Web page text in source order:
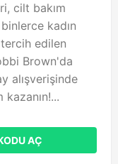
cilt bakım
kadın
edilen
Brown'da
alışverişinde
kazanın!...
AÇ